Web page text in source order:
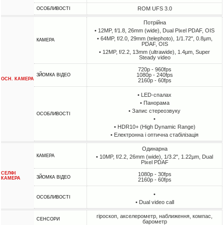
ОСОБЛИВОСТІ ROM UFS 3.0
ОСН. КАМЕРА
КАМЕРА
Потрійна
• 12MP, f/1.8, 26mm (wide), Dual Pixel PDAF, OIS
• 64MP, f/2.0, 29mm (telephoto), 1/1.72", 0.8µm,
PDAF, OIS
• 12MP, f/2.2, 13mm (ultrawide), 1.4µm, Super
Steady video
ЗЙОМКА ВІДЕО
720p - 960fps
1080p - 240fps
2160p - 60fps
ОСОБЛИВОСТІ
• LED-спалах
• Панорама
• Запис стереозвуку
•
• HDR10+ (High Dynamic Range)
• Електронна і оптична стабілізація
СЕЛФІ
КАМЕРА
КАМЕРА
Одинарна
• 10MP, f/2.2, 26mm (wide), 1/3.2", 1.22µm, Dual
Pixel PDAF
ЗЙОМКА ВІДЕО
1080p - 30fps
2160p - 60fps
ОСОБЛИВОСТІ
•
• Dual video call
СЕНСОРИ
гіроскоп, акселерометр, наближення, компас,
барометр